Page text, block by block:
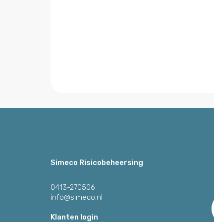
Simeco Risicobeheersing
0413-270506
info@simeco.nl
Klanten login